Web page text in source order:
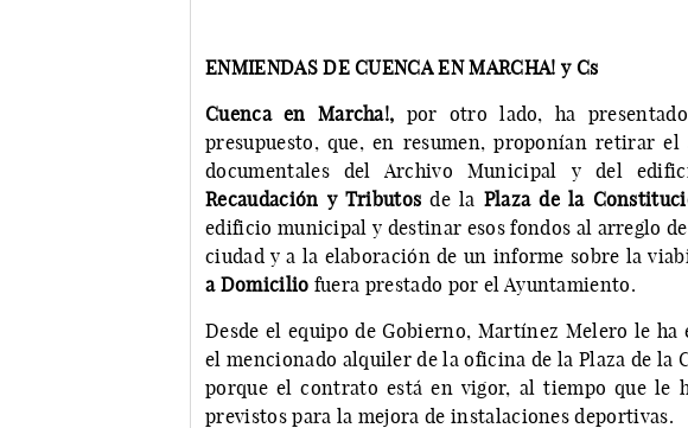
ENMIENDAS DE CUENCA EN MARCHA! y Cs
Cuenca en Marcha!, por otro lado, ha
presupuesto, que, en resumen, proponían retirar
documentales del Archivo Municipal y del
Recaudación y Tributos de la Plaza de la
edificio municipal y destinar esos fondos al arreglo
ciudad y a la elaboración de un informe sobre la
a Domicilio fuera prestado por el Ayuntamiento.
Desde el equipo de Gobierno, Martínez Melero le
el mencionado alquiler de la oficina de la Plaza de
porque el contrato está en vigor, al tiempo que le
previstos para la mejora de instalaciones deportivas.